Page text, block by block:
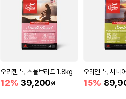
오리젠 독 스몰브리드 1.8kg
12% 39,200원
오리젠 독 시니
15%